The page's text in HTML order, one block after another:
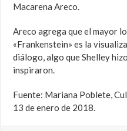
Macarena Areco.
Areco agrega que el mayor
«Frankenstein» es la
diálogo, algo que Shelley
inspiraron.
Fuente: Mariana Poblete,
13 de enero de 2018.